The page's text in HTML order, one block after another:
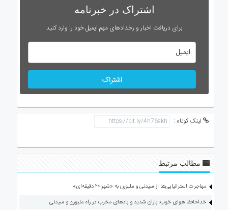
اشتراک در خبرنامه
برای دریافت اخبار و رخدادهای مهم ایمیل خود را وارد کنید
اشتراک
لینک کوتاه :
مطالب مرتبط
مهاجرت استرالیایی‌ها از سیدنی و ملبورن به «شهر ۲۰ دقیقه‌ای»
خداحافظ هوای خوب؛ باران شدید و بادهای مخرب در راه ملبورن و سیدنی